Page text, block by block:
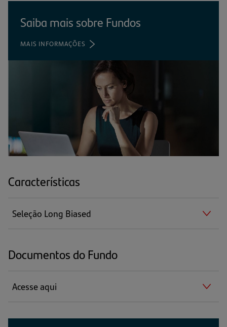
Saiba mais sobre Fundos
MAIS INFORMAÇÕES (ABRE
UMA
NOVA
ABA)
Características
Seleção Long Biased
Documentos do Fundo
Acesse aqui